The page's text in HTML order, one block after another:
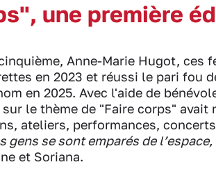
une première
Anne-Marie Hugot, ces
en 2023 et réussi le pari fou
en 2025. Avec l'aide de
le thème de "Faire corps"
ateliers, performances,
gens se sont emparés de
et Soriana.